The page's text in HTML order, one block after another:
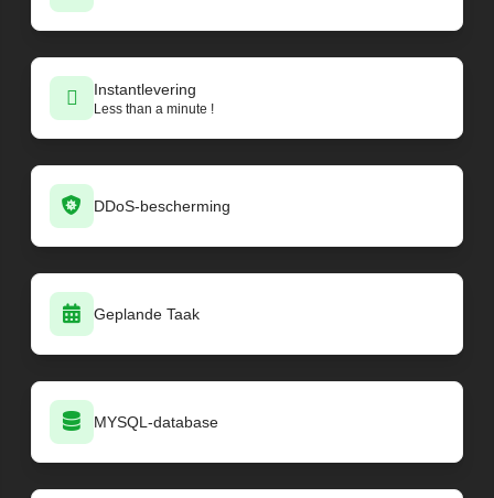
Instantlevering
Less than a minute !
DDoS-bescherming
Geplande Taak
MYSQL-database